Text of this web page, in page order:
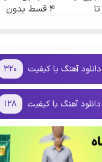
PS5 تا
۴ قسط بدون
دانلود آهنگ با کیفیت ۳۲۰
دانلود آهنگ با کیفیت ۱۲۸